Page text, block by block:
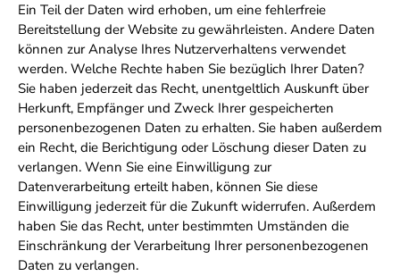
Ein Teil der Daten wird erhoben, um eine fehlerfreie
Bereitstellung der Website zu gewährleisten. Andere Daten
können zur Analyse Ihres Nutzerverhaltens verwendet
werden. Welche Rechte haben Sie bezüglich Ihrer Daten?
Sie haben jederzeit das Recht, unentgeltlich Auskunft über
Herkunft, Empfänger und Zweck Ihrer gespeicherten
personenbezogenen Daten zu erhalten. Sie haben außerdem
ein Recht, die Berichtigung oder Löschung dieser Daten zu
verlangen. Wenn Sie eine Einwilligung zur
Datenverarbeitung erteilt haben, können Sie diese
Einwilligung jederzeit für die Zukunft widerrufen. Außerdem
haben Sie das Recht, unter bestimmten Umständen die
Einschränkung der Verarbeitung Ihrer personenbezogenen
Daten zu verlangen.